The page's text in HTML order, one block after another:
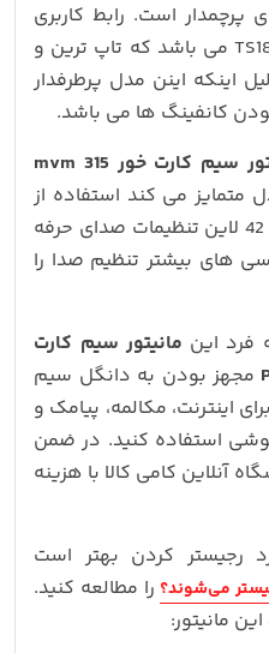
پرچمدار است. رابط کاربری
این سری از مدل های با برد TS18 می باشد که تاپ ترین و
اینکه اینن مدل پرطرفدار
کانفینگ ها می باشد.
مانیتور سیم کارت خور mvm 315
متمایز می کند استفاده از
ریزپردازنده DSP Pro است که 42 لاین تنظیمات صدای حرفه
های بیشتر تنظیم صدا را
فرد این مانیتور سیم کارت
مجهز بودن به دانگل سیم
اینترنت، مکالمه، پیامک و
استفاده کنید. در ضمن
آنلاین کامی کالا با هزینه
رجیستر کردن بهتر است
می‌شوند؟ را مطالعه کنید.
مانیتور: